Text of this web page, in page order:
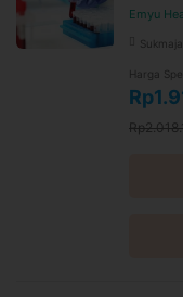
Emyu
Harga